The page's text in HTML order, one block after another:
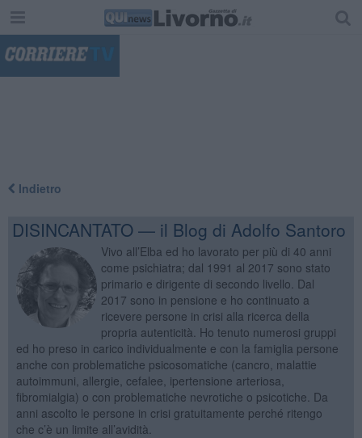
Indietro
DISINCANTATO — il Blog di Adolfo Santoro
Vivo all’Elba ed ho lavorato per più di 40 anni
come psichiatra; dal 1991 al 2017 sono stato
primario e dirigente di secondo livello. Dal
2017 sono in pensione e ho continuato a
ricevere persone in crisi alla ricerca della
propria autenticità. Ho tenuto numerosi gruppi
ed ho preso in carico individualmente e con la famiglia persone
anche con problematiche psicosomatiche (cancro, malattie
autoimmuni, allergie, cefalee, ipertensione arteriosa,
fibromialgia) o con problematiche nevrotiche o psicotiche. Da
anni ascolto le persone in crisi gratuitamente perché ritengo
che c’è un limite all’avidità.